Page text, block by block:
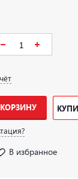
В избранное